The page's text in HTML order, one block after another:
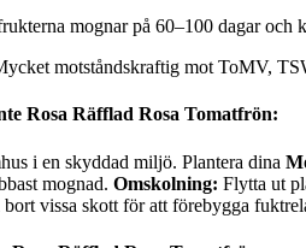
mognar på 60–100 dagar och
motståndskraftig mot ToMV,
Rosa Räfflad Rosa Tomatfrön:
i en skyddad miljö. Plantera dina
mognad. Omskolning: Flytta ut
vissa skott för att förebygga